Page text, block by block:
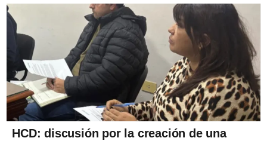
HCD: discusión por la creación de una